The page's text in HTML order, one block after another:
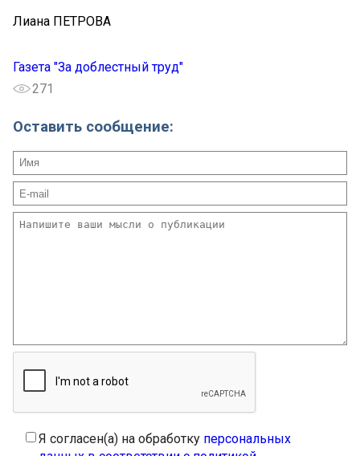
Лиана ПЕТРОВА
Газета "За доблестный труд"
271
Оставить сообщение:
Я согласен(а) на обработку персональных